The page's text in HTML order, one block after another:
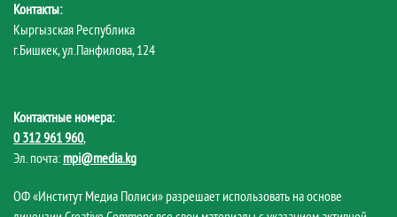
Контакты:
Кыргызская Республика
г.Бишкек, ул.Панфилова, 124
Контактные номера:
0 312 961 960,
Эл. почта: mpi@media.kg
ОФ «Институт Медиа Полиси» разрешает использовать на основе